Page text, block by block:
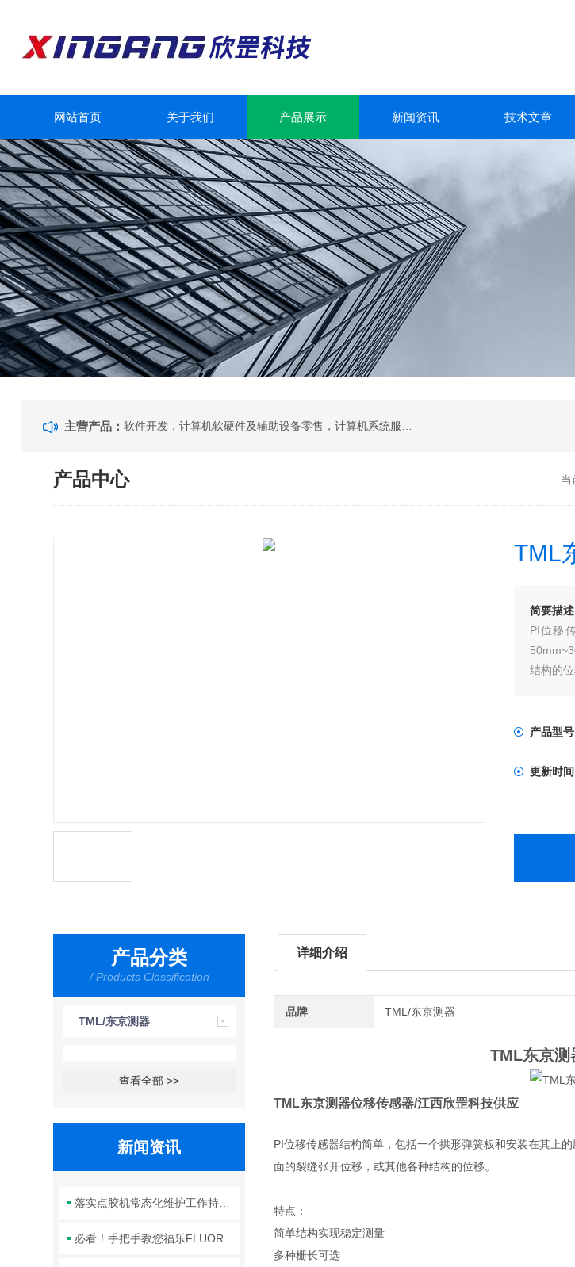
网站首页 关于我们 产品展示 新闻资讯 技术文章
主营产品：
产品中心 当
TML
简要描述
PI位移
结构的位
产品型号
更新时间
产品分类
/ Products Classification
TML/东京测器
查看全部 >>
新闻资讯
详细介绍
品牌 TML/东京测器
TML东京测
TML东京测器位移传感器/江西欣罡科技供应
PI位移传感器结构简单，包括一个拱形弹簧板和安装在其上
面的裂缝张开位移，或其他各种结构的位移。
特点：
简单结构实现稳定测量
多种栅长可选